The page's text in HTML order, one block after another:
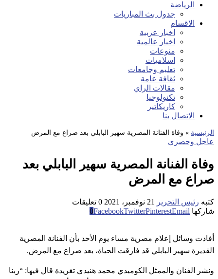
الرياضة
جدول بث المباريات
الاقسام
اخبار عربية
اخبار عالمية
منوعات
اسلاميات
تعليم وجامعات
ثقافة عامة
مقالات الراي
تكنولوجيا
كاريكاتير
الاتصال بنا
الرئيسية » وفاة الفنانة المصرية سهير البابلي بعد صراع مع المرض
عاجل وحصري
وفاة الفنانة المصرية سهير البابلي بعد
صراع مع المرض
كتبه رئيس التحرير 21 نوفمبر، 2021
0 تعليقات
شاركها
0FacebookTwitterPinterestEmail
أفادت وسائل إعلام مصرية مساء يوم الأحد بأن الفنانة المصرية
القديرة سهير البابلي قد فارقت الحياة، بعد صراع مع المرض.
ونشر الفنان والممثل الكوميدي محمد هنيدي تغريدة قال فيها: “ربنا